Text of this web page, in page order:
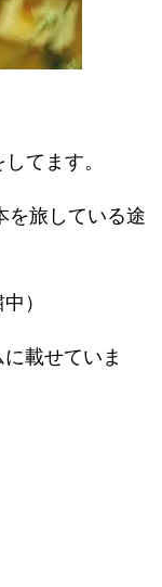
てます。
を旅している途
）
載せていま